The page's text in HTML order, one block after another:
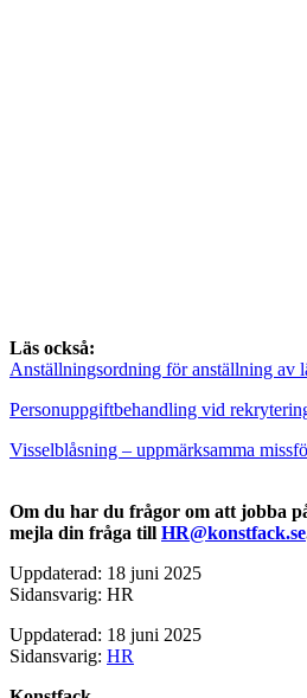
Läs också:
Anställningsordning för anställning av
Personuppgiftbehandling vid
Visselblåsning – uppmärksamma
Om du har du frågor om att jobba
mejla din fråga till HR@konstfack.se
Uppdaterad: 18 juni 2025
Sidansvarig: HR
Uppdaterad: 18 juni 2025
Sidansvarig: HR